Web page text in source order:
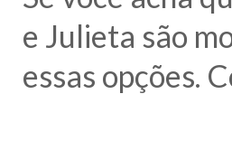
e Julieta são
essas opções.